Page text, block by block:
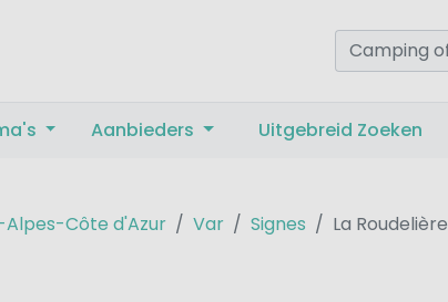
Aanbieders Uitgebreid Zoeken
Côte d'Azur Var Signes La Roudelière